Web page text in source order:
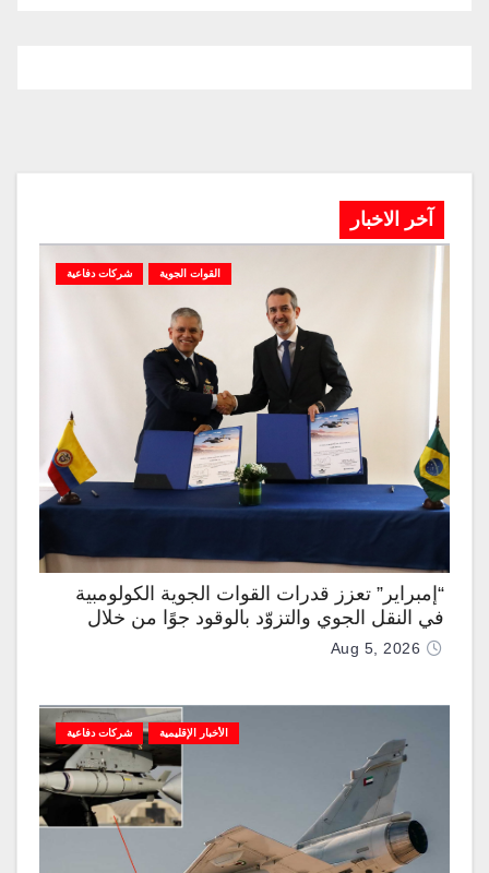
آخر الاخبار
القوات الجوية شركات دفاعية
“إمبراير” تعزز قدرات القوات الجوية الكولومبية
في النقل الجوي والتزوّد بالوقود جوًا من خلال
تزويدها بطائرتي “كيه سي-390 ميلينيوم”
Aug 5, 2026
الأخبار الإقليمية شركات دفاعية